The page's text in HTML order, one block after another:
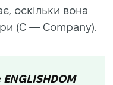
оскільки вона
(C — Company).